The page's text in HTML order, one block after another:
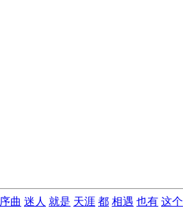
序曲 迷人 就是 天涯 都 相遇 也有 这个